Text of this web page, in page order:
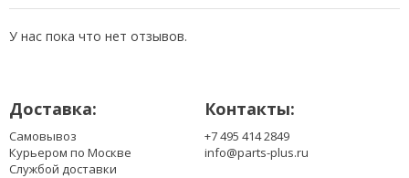
UM08A74
UM08B52
UM08B72
UM08B73
У нас пока что нет отзывов.
Доставка:
Самовывоз
Курьером по Москве
Службой доставки
Контакты:
+7 495 414 2849
info@parts-plus.ru